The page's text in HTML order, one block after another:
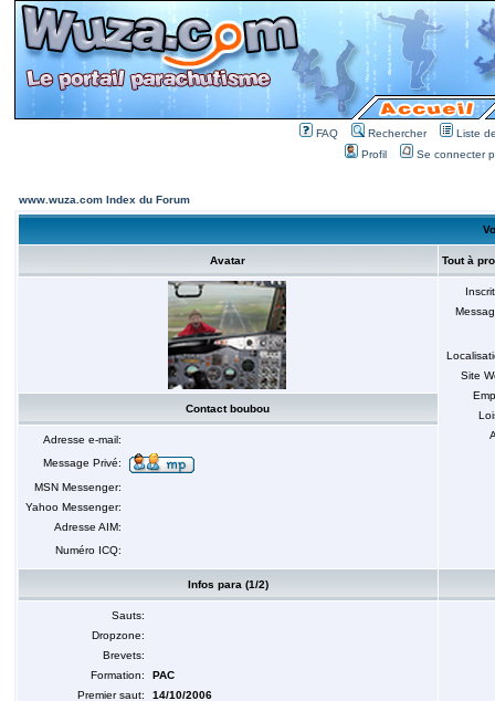
FAQ Rechercher
Liste
Profil
Se connecter
www.wuza.com Index du Forum
Avatar Tout à
Site
Contact boubou
Adresse e-mail:
Message Privé:
MSN Messenger:
Yahoo Messenger:
Adresse AIM:
Numéro ICQ:
Infos para (1/2)
Sauts:
Dropzone:
Brevets:
Formation:
PAC
Premier saut:
14/10/2006